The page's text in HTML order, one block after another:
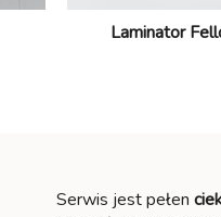
Laminator
Serwis jest pełen